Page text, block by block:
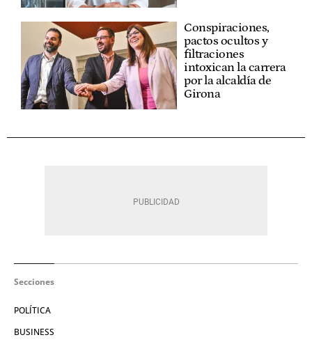
Conspiraciones,
pactos ocultos y
filtraciones
intoxican la carrera
por la alcaldía de
Girona
Secciones
POLÍTICA
BUSINESS